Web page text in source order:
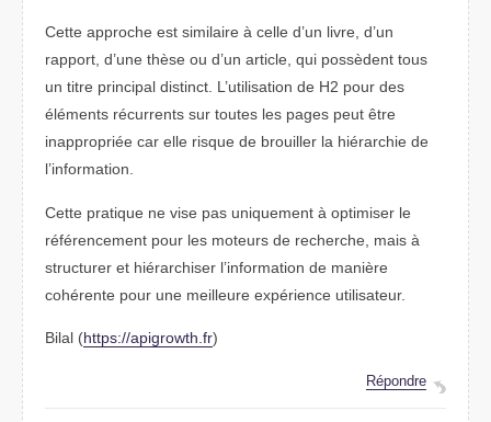
Cette approche est similaire à celle d’un livre, d’un
rapport, d’une thèse ou d’un article, qui possèdent tous
un titre principal distinct. L’utilisation de H2 pour des
éléments récurrents sur toutes les pages peut être
inappropriée car elle risque de brouiller la hiérarchie de
l’information.
Cette pratique ne vise pas uniquement à optimiser le
référencement pour les moteurs de recherche, mais à
structurer et hiérarchiser l’information de manière
cohérente pour une meilleure expérience utilisateur.
Bilal (https://apigrowth.fr)
Répondre